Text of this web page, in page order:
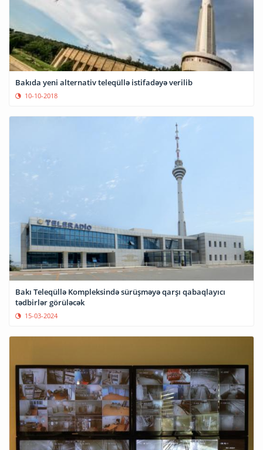
Bakıda yeni alternativ teleqüllə istifadəyə verilib
10-10-2018
Bakı Teleqüllə Kompleksində sürüşməyə qarşı qabaqlayıcı
tədbirlər görüləcək
15-03-2024